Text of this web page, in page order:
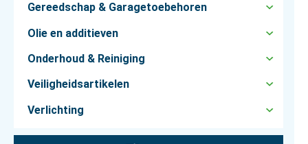
Gereedschap & Garagetoebehoren
Olie en additieven
Onderhoud & Reiniging
Veiligheidsartikelen
Verlichting